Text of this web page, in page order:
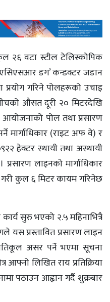
२६ वटा स्टील टेलिस्कोपिक
डग’ कन्डक्टर जडान
गरिने पोलहरूको उचाइ
औसत दूरी २० मिटरदेखि
पोल तथा प्रसारण
मार्गाधिकार (राइट अफ वे) र
हेक्टर स्थायी तथा अस्थायी
लाइनको मार्गाधिकार
गरी कुल ६ मिटर कायम गरिनेछ
सुरु भएको २.५ महिनाभित्रै
यस प्रस्तावित प्रसारण लाइन
असर पर्ने भएमा सूचना
आफ्नो लिखित राय प्रतिक्रिया
पठाउन आह्वान गर्दै शुक्रबार